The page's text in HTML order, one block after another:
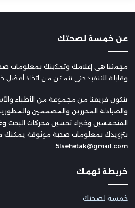
عن خمسة لصحتك
مهمتنا هي إعلامك وتمكينك بمعلومات
وقابلة للتنفيذ حتى تتمكن من اتخاذ أفضل
يتكون فريقنا من مجموعة من الأطباء
والصيادلة المحررين والمصممين
المتحمسين وخبراء تحسين محركات البحث
بتزويدك بمعلومات صحية موثوقة يمكنك
5lsehetak@gmail.com
خريطة تهمك
خمسة لصحتك